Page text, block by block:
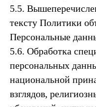
5.5.
тексту Политики
Персональные
5.6. Обработка
персональных
национальной
взглядов,